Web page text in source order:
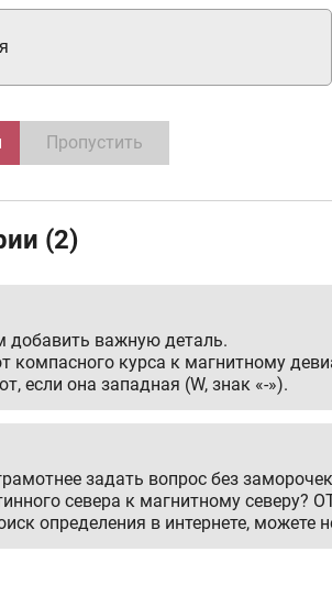
Пропустить
(2)
добавить важную деталь.
компасного курса к магнитному
если она западная (W, знак «-»).
задать вопрос без
севера к магнитному северу?
определения в интернете, можете